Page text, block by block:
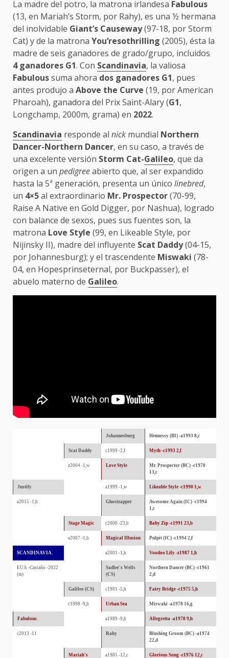
La madre del potro, la matrona irlandesa Fabulous
(13, en Mariah’s Storm, por Rahy), es una ½ hermana
del inolvidable Giant’s Causeway(97-18, por Storm
Cat) y de la matrona You’resothrilling (2005), ésta la
madre de seis ganadores de grado/grupo, incluidos
4 ganadores G1. Con Scandinavia, la valiosa
Fabuloussuma ahora dos ganadores G1, pues
antes produjo a Above the Curve (19, por American
Pharoah), ganadora del Prix Saint-Alary (G1,
Longchamp, 2000m, grama) en 2022.
Scandinavia responde al nick mundial Northern
Dancer-Northern Dancer, en su caso, a través de
una excelente versión Storm Cat-Galileo, que da
origen a un pedigreeabierto que, al ser expandido
hasta la 5ª generación, presenta un único linebred,
un 4×5al extraordinario Mr. Prospector(70-99,
Raise A Native en Gold Digger, por Nashua), logrado
con balance de sexos, pues sus fuentes son, la
matrona Love Style (99, en Likeable Style, por
Nijinsky II), madre del influyente Scat Daddy(04-15,
por Johannesburg); y el trascendente Miswaki (78-
04, en Hopesprinseternal, por Buckpasser), el
abuelo materno de Galileo.
Johannesburg Hennessy (BI) -a1993 8,c
Scat Daddy c1999 -2,f Myth -c1993 2,f
z2004 -1,w Love Style
Mr. Prospector (BC) -c1970
13,c
Justify a1999 -1,w Likeable Style -c1990 1,w
a2015 -1,h Ghostzapper
Awesome Again (IC) -c1994
1,c
Stage Magic c2000 -23,b Baby Zip -c1991 23,b
a2007 -1,h Magical Illusion Pulpit (IC) -c1994 2,f
SCANDINAVIA. a2001 -1,h Voodoo Lily -z1987 1,h
EUA -Castaño -2022
(m)
Sadler's Wells
(CS)
Northern Dancer (BC) -c1961
2,d
Galileo (CS) c1981 -5,h Fairy Bridge -c1975 5,h
c1998 -9,h Urban Sea Miswaki -a1978 16,g
Fabulous. a1989 -9,h Allegretta -a1978 9,h
c2013 -11 Rahy
Blushing Groom (BC) -a1974
22,d
Mariah's
a1985 -12,c Glorious Song -c1976 12,c